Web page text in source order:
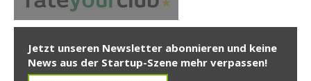
Jetzt unseren Newsletter abonnieren und keine
News aus der Startup-Szene mehr verpassen!